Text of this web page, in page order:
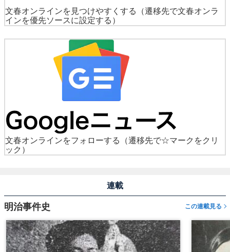
文春オンラインを見つけやすくする
（遷移先で文春オンラ
インを優先ソースに設定する）
文春オンラインをフォローする
（遷移先で☆マークをクリ
ック）
連載
明治事件史 この連載見る